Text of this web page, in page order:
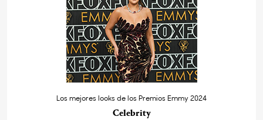
Los mejores looks de los Premios Emmy 2024
Celebrity